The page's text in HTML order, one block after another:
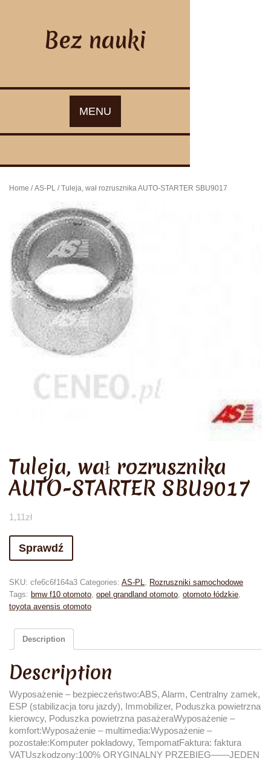
Bez nauki
MENU
Home /AS-PL / Tuleja, wał rozrusznika AUTO-STARTER SBU9017
Tuleja, wał rozrusznika
AUTO-STARTER SBU9017
1,11zł
Sprawdź
SKU: cfe6c6f164a3 Categories: AS-PL, Rozruszniki samochodowe
Tags: bmw f10 otomoto, opel grandland otomoto, otomoto łódzkie,
toyota avensis otomoto
Description
Description
Wyposażenie – bezpieczeństwo:ABS, Alarm, Centralny zamek,
ESP (stabilizacja toru jazdy), Immobilizer, Poduszka powietrzna
kierowcy, Poduszka powietrzna pasażeraWyposażenie –
komfort:Wyposażenie – multimedia:Wyposażenie –
pozostałe:Komputer pokładowy, TempomatFaktura: faktura
VATUszkodzony:100% ORYGINALNY PRZEBIEG——JEDEN